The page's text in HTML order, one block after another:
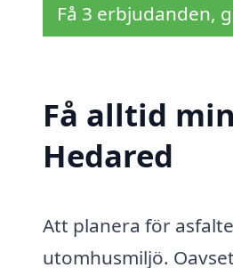
Få 3 erbjudanden,
Få alltid
Hedared
Att planera för
utomhusmiljö.